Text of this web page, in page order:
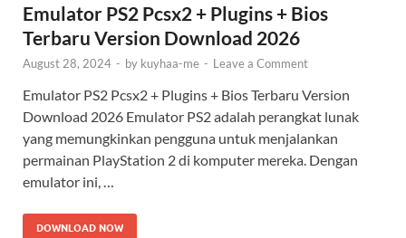
Emulator PS2 Pcsx2 + Plugins + Bios
Terbaru Version Download 2026
August 28, 2024 - by kuyhaa-me - Leave a Comment
Emulator PS2 Pcsx2 + Plugins + Bios Terbaru Version
Download 2026 Emulator PS2 adalah perangkat lunak
yang memungkinkan pengguna untuk menjalankan
permainan PlayStation 2 di komputer mereka. Dengan
emulator ini, …
DOWNLOAD NOW